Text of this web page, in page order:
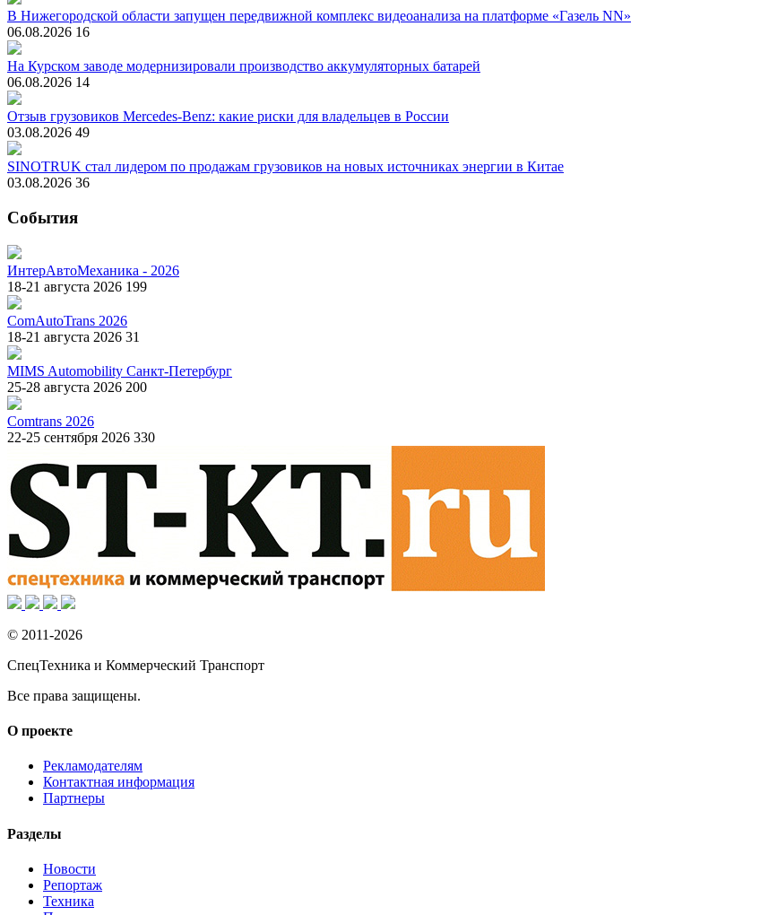
В Нижегородской области запущен передвижной комплекс видеоанализа на платформе «Газель NN»
06.08.2026 16
На Курском заводе модернизировали производство аккумуляторных батарей
06.08.2026 14
Отзыв грузовиков Mercedes-Benz: какие риски для владельцев в России
03.08.2026 49
SINOTRUK стал лидером по продажам грузовиков на новых источниках энергии в Китае
03.08.2026 36
События
ИнтерАвтоМеханика - 2026
18-21 августа 2026 199
ComAutoTrans 2026
18-21 августа 2026 31
MIMS Automobility Санкт-Петербург
25-28 августа 2026 200
Comtrans 2026
22-25 сентября 2026 330
© 2011-2026
СпецТехника и Коммерческий Транспорт
Все права защищены.
О проекте
Рекламодателям
Контактная информация
Партнеры
Разделы
Новости
Репортаж
Техника